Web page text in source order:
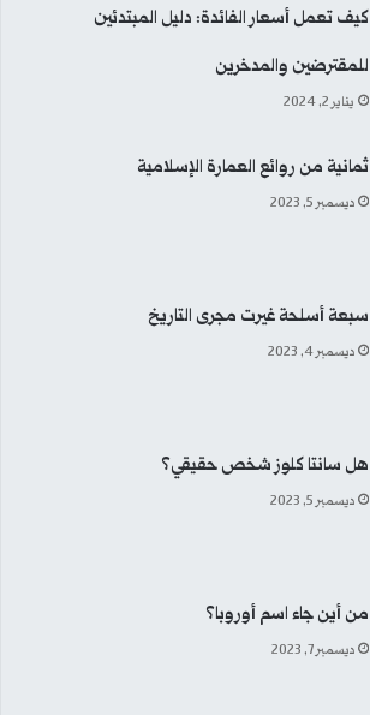
كيف تعمل أسعار الفائدة: دليل المبتدئين
للمقترضين والمدخرين
يناير 2, 2024
ثمانية من روائع العمارة الإسلامية
ديسمبر 5, 2023
سبعة أسلحة غيرت مجرى التاريخ
ديسمبر 4, 2023
هل سانتا كلوز شخص حقيقي؟
ديسمبر 5, 2023
من أين جاء اسم أوروبا؟
ديسمبر 7, 2023